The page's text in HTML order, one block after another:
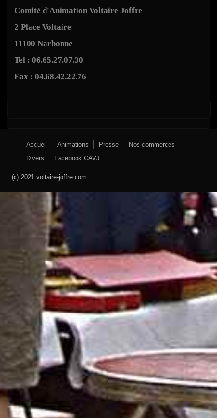
Comité d'Animation Voltaire Joffre
2 Place Voltaire
11100 Narbonne
Tel : 06.65.27.07.30
Fax : 04.68.42.22.76
Accueil Animations Presse
Nos commerçes
Divers
Facebook CAVJ
(c) 2021 voltaire-joffre.com